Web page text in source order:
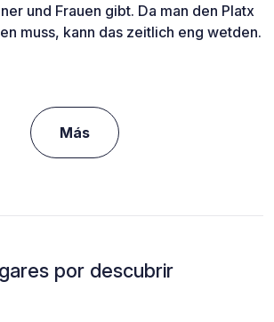
und Frauen gibt. Da man den Platx
muss, kann das zeitlich eng wetden.
Más
por descubrir